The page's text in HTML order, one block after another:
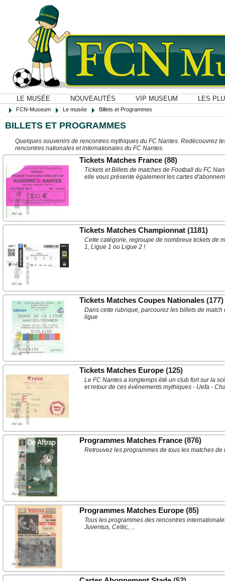
LE MUSÉE NOUVEAUTÉS VIP MUSEUM LES
FCN-Museum Le musée Billets et Programmes
BILLETS ET PROGRAMMES
Quelques souvenirs de rencontres mythiques du FC Nantes. Redécouvrez
rencontres nationales et internationales du FC Nantes.
Tickets Matches France (88)
Tickets et Billets de matches de Football du FC
elle vous présente également les cartes
Tickets Matches Championnat (1181)
Cette catégorie, regroupe de nombreux tickets de
1, Ligue 1 ou Ligue 2 !
Tickets Matches Coupes Nationales (177)
Dans cette rubrique, parcourez les billets de
ligue
Tickets Matches Europe (125)
Le FC Nantes a longtemps été un club fort sur la
et retour de ces événements mythiques - Uefa -
Programmes Matches France (876)
Retrouvez les programmes de tous les matches
Programmes Matches Europe (85)
Tous les programmes des rencontres
Juventus, Celtic, ...